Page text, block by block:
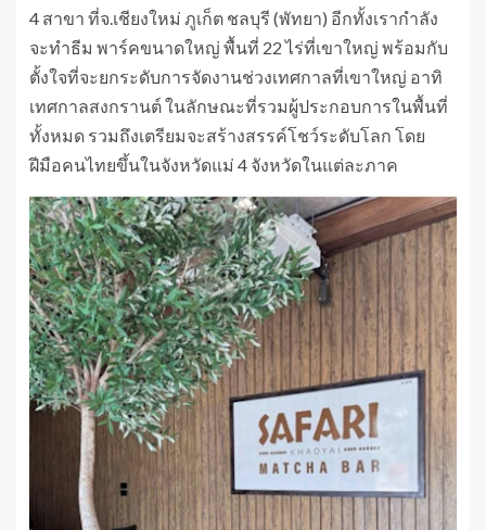
4 สาขา ที่จ.เชียงใหม่ ภูเก็ต ชลบุรี (พัทยา) อีกทั้งเรากำลัง
จะทำธีม พาร์คขนาดใหญ่ พื้นที่ 22 ไร่ที่เขาใหญ่ พร้อมกับ
ตั้งใจที่จะยกระดับการจัดงานช่วงเทศกาลที่เขาใหญ่ อาทิ
เทศกาลสงกรานต์ ในลักษณะที่รวมผู้ประกอบการในพื้นที่
ทั้งหมด รวมถึงเตรียมจะสร้างสรรค์โชว์ระดับโลก โดย
ฝีมือคนไทยขึ้นในจังหวัดแม่ 4 จังหวัดในแต่ละภาค